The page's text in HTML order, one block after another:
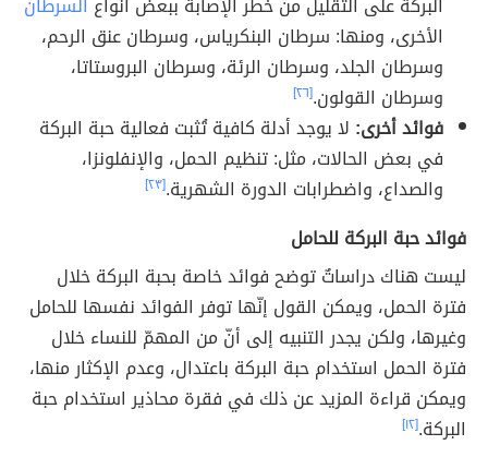
الأخرى، ومنها: سرطان البنكرياس، وسرطان عنق الرحم،
وسرطان الجلد، وسرطان الرئة، وسرطان البروستاتا،
وسرطان القولون.[٢٦]
فوائد أخرى: لا يوجد أدلة كافية تُثبت فعالية حبة البركة
في بعض الحالات، مثل: تنظيم الحمل، والإنفلونزا،
والصداع، واضطرابات الدورة الشهرية.[٢٣]
فوائد حبة البركة للحامل
ليست هناك دراساتٌ توضح فوائد خاصة بحبة البركة خلال
فترة الحمل، ويمكن القول إنّها توفر الفوائد نفسها للحامل
وغيرها، ولكن يجدر التنبيه إلى أنّ من المهمّ للنساء خلال
فترة الحمل استخدام حبة البركة باعتدال، وعدم الإكثار منها،
ويمكن قراءة المزيد عن ذلك في فقرة محاذير استخدام حبة
البركة.[١٢]